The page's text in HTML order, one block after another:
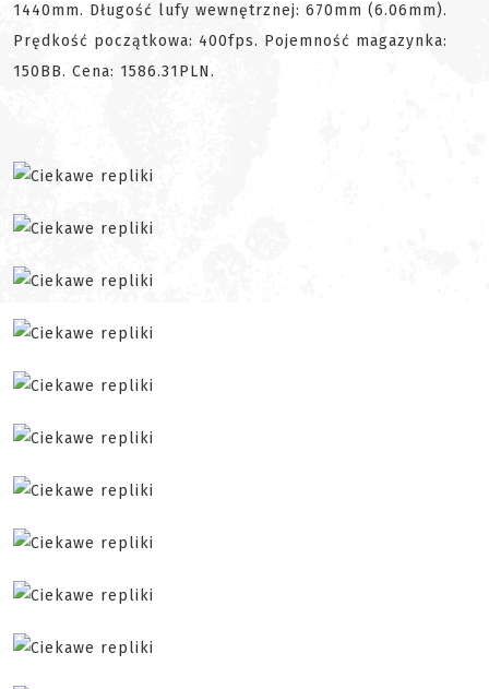
1440mm. Długość lufy wewnętrznej: 670mm (6.06mm).
Prędkość początkowa: 400fps. Pojemność magazynka:
150BB. Cena: 1586.31PLN.